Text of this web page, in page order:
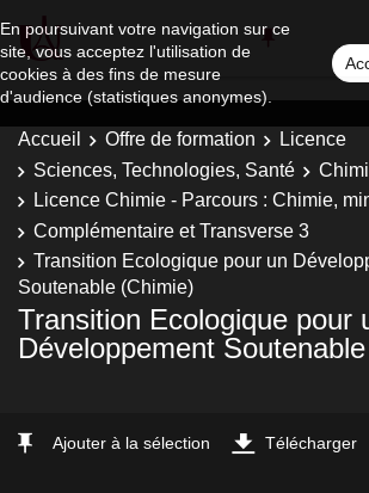
En poursuivant votre navigation sur ce
site, vous acceptez l'utilisation de
cookies à des fins de mesure
d'audience (statistiques anonymes).
Accueil Offre de formation
Licence
Sciences, Technologies, Santé
Licence Chimie - Parcours : Chimie,
Complémentaire et Transverse 3
Transition Ecologique pour un
Soutenable (Chimie)
Transition Ecologique pour
Développement
Ajouter à la sélection Télécharger